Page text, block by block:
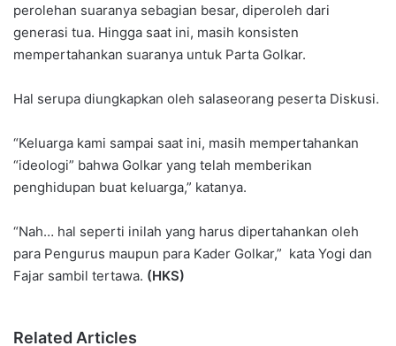
perolehan suaranya sebagian besar, diperoleh dari
generasi tua. Hingga saat ini, masih konsisten
mempertahankan suaranya untuk Parta Golkar.
Hal serupa diungkapkan oleh salaseorang peserta Diskusi.
“Keluarga kami sampai saat ini, masih mempertahankan
“ideologi” bahwa Golkar yang telah memberikan
penghidupan buat keluarga,” katanya.
“Nah… hal seperti inilah yang harus dipertahankan oleh
para Pengurus maupun para Kader Golkar,” kata Yogi dan
Fajar sambil tertawa. (HKS)
Related Articles